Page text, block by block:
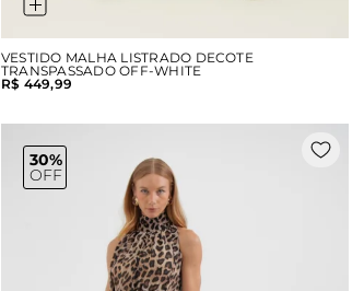
VESTIDO MALHA LISTRADO DECOTE
TRANSPASSADO OFF-WHITE
R$ 449,99
30%
OFF